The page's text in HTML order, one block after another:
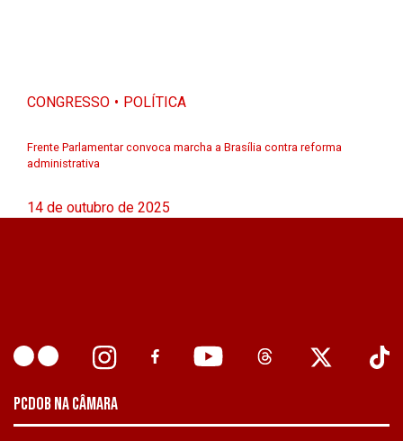
CONGRESSO POLÍTICA
Frente Parlamentar convoca marcha a Brasília contra reforma
administrativa
14 de outubro de 2025
PCDOB NA CÂMARA